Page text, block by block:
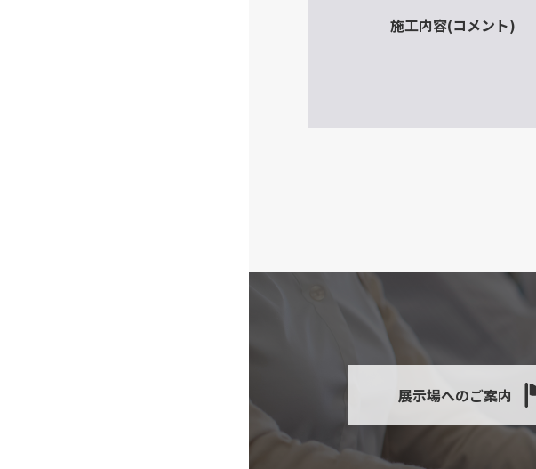
施工内容(コメント)
展示場へのご案内